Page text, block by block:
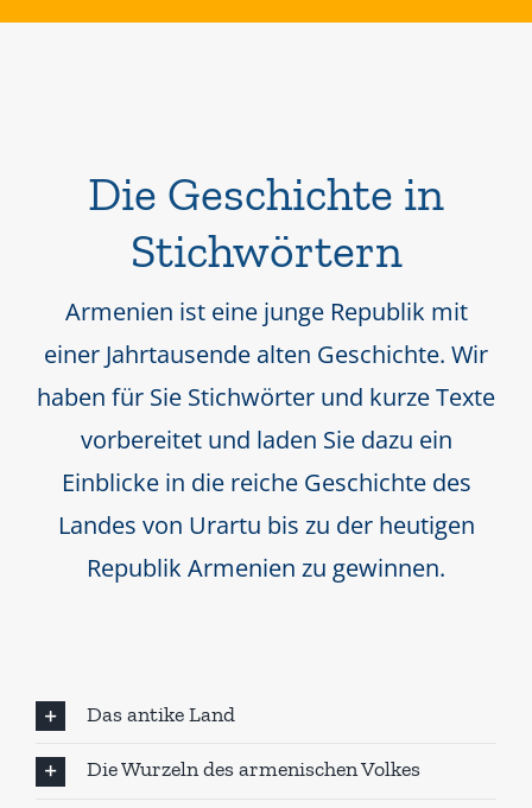
Die Geschichte in
Stichwörtern
Armenien ist eine junge Republik mit
einer Jahrtausende alten Geschichte. Wir
haben für Sie Stichwörter und kurze Texte
vorbereitet und laden Sie dazu ein
Einblicke in die reiche Geschichte des
Landes von Urartu bis zu der heutigen
Republik Armenien zu gewinnen.
Das antike Land
Die Wurzeln des armenischen Volkes